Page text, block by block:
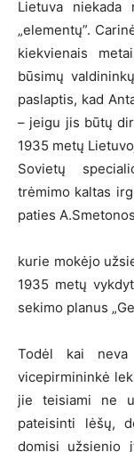
Lietuva niekada
„elementų”.
kiekvienais
būsimų
paslaptis, kad
– jeigu jis būtų
1935 metų
Sovietų
trėmimo kaltas
paties
kurie mokėjo
1935 metų
sekimo planus
Todėl kai neva
vicepirmininkė
jie teisiami ne
pateisinti lėšų,
domisi užsienio